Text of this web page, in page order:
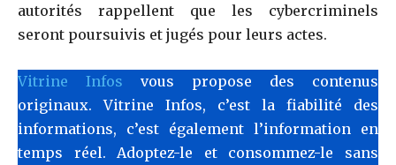
autorités rappellent que les cybercriminels
seront poursuivis et jugés pour leurs actes.
Vitrine Infos vous propose des contenus
originaux. Vitrine Infos, c’est la fiabilité des
informations, c’est également l’information en
temps réel. Adoptez-le et consommez-le sans